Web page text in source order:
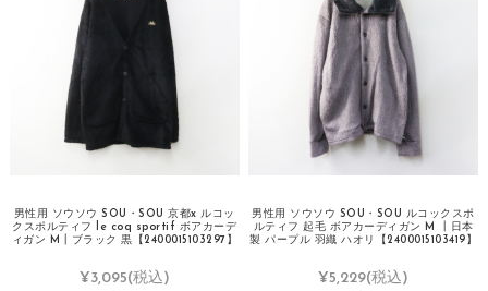
男性用 ソウソウ SOU・SOU 京都x ルコッ
クスポルティフ le coq sportif ボアカーデ
ィガン M┃ブラック 黒【2400015103297】
¥3,095(税込)
男性用 ソウソウ SOU・SOU ルコックスポ
ルティフ 起毛 ボアカーディガン M ┃日本
製 パープル 羽織 ハオリ【2400015103419】
¥5,229(税込)